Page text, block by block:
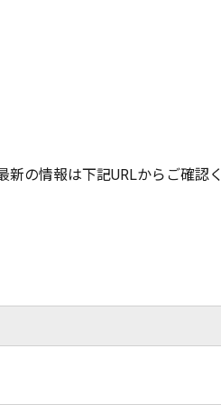
の情報は下記URLからご確認く